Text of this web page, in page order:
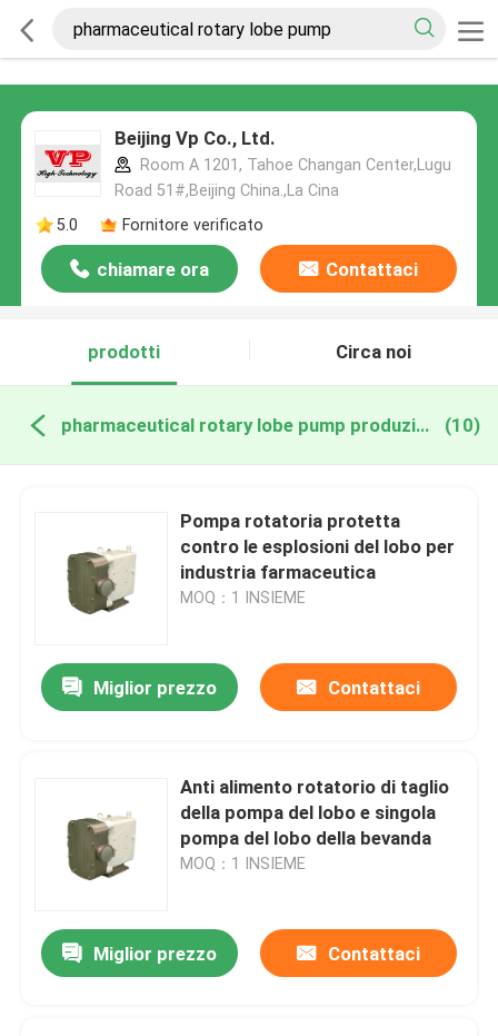
Beijing Vp Co., Ltd.
Room A 1201, Tahoe Changan Center,Lugu
Road 51#,Beijing China.,La Cina
5.0
Fornitore verificato
chiamare ora Contattaci
prodotti Circa noi
pharmaceutical rotary lobe pump produzione online (10)
Pompa rotatoria protetta
contro le esplosioni del lobo per
industria farmaceutica
MOQ：1 INSIEME
Miglior prezzo Contattaci
Anti alimento rotatorio di taglio
della pompa del lobo e singola
pompa del lobo della bevanda
MOQ：1 INSIEME
Miglior prezzo Contattaci